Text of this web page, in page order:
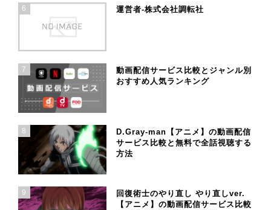
6 運営者-株式会社調転社
7
動画配信サービス比較とジャンル別
おすすめ人気ランキング
8
D.Gray-man【アニメ】の動画配信
サービス比較と無料で全話視聴する
方法
9
回復術士のやり直し やり直しver.
【アニメ】の動画配信サービス比較